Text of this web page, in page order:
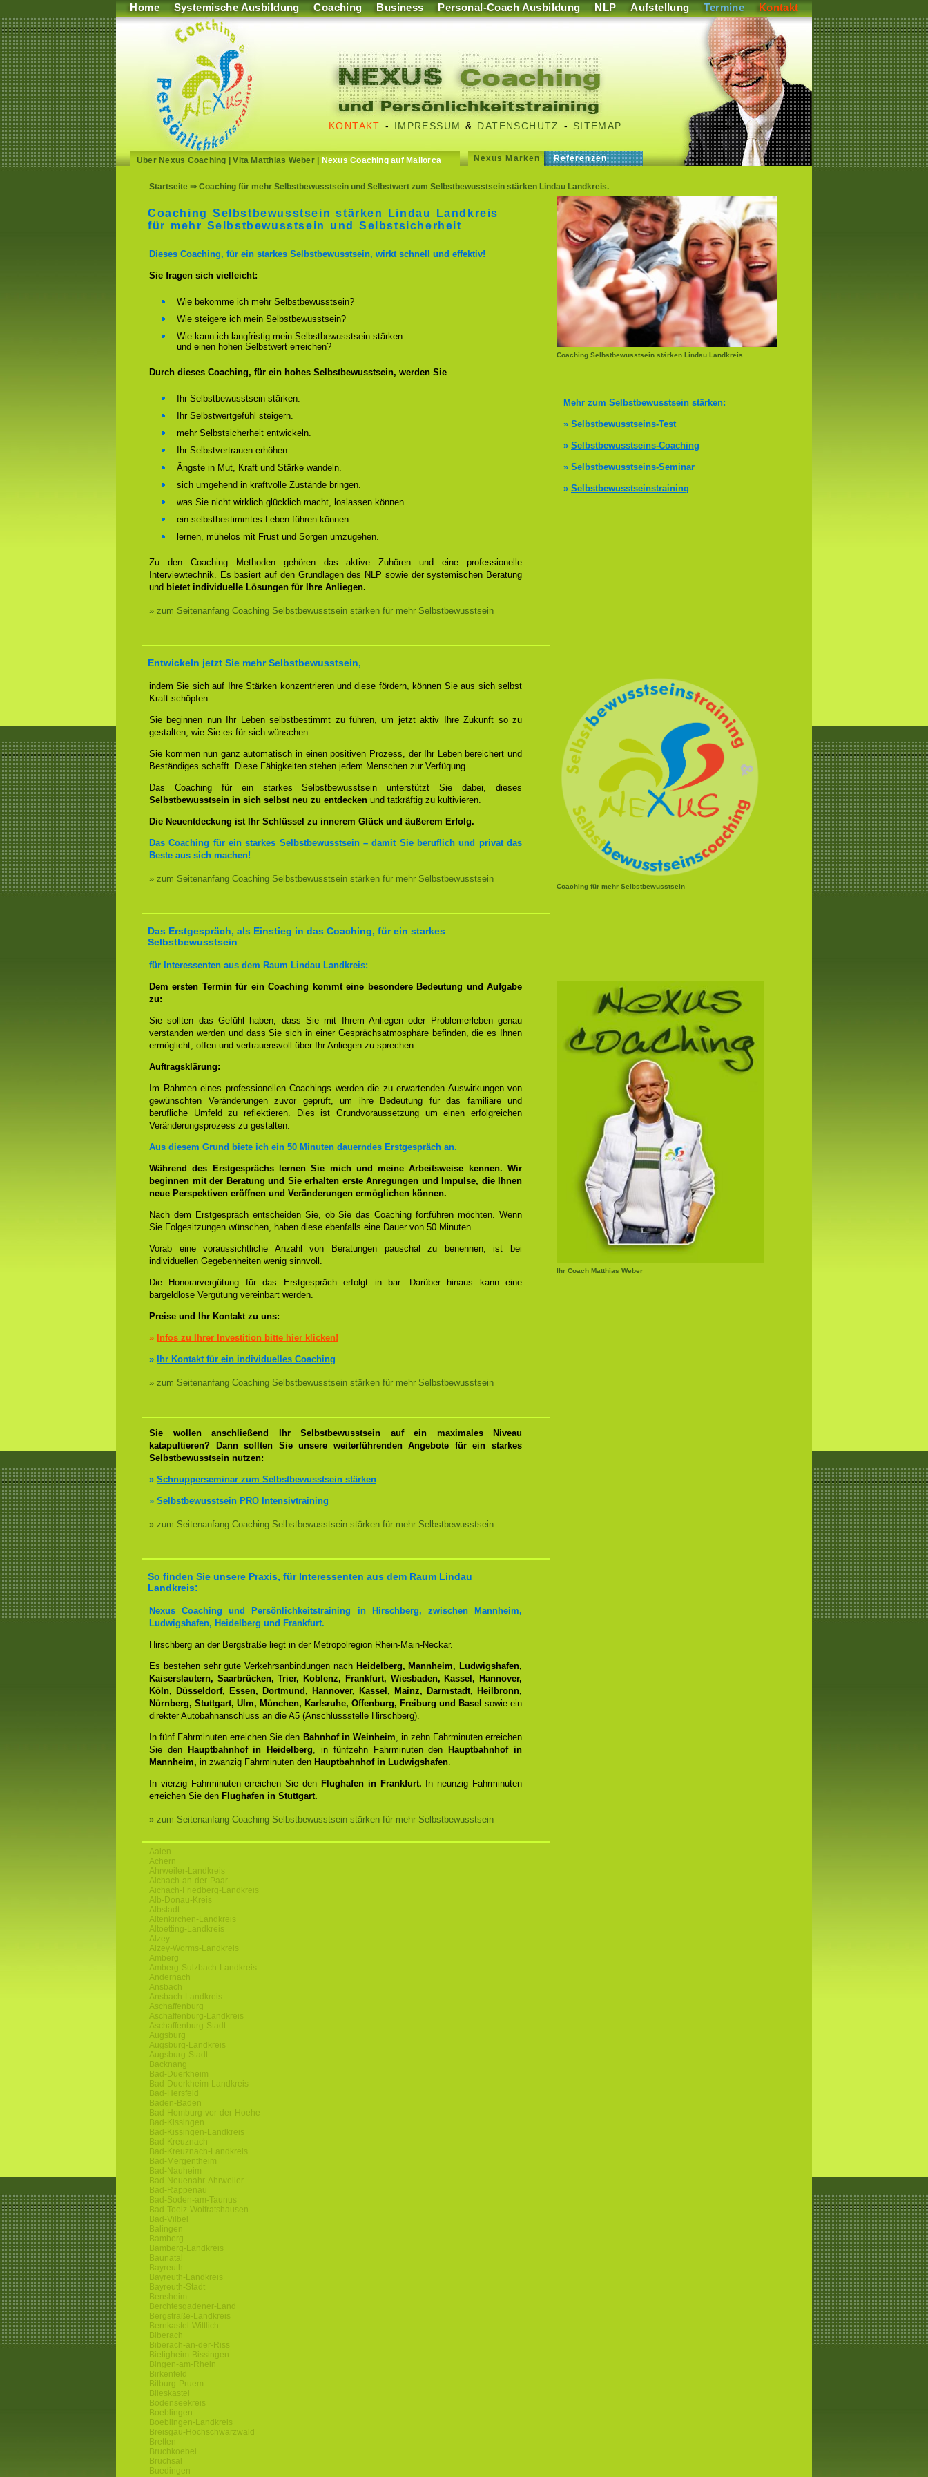
Home Systemische Ausbildung Coaching Business Personal-Coach Ausbildung NLP Aufstellung Termine Kontakt
KONTAKT - IMPRESSUM & DATENSCHUTZ - SITEMAP
Über Nexus Coaching |Vita Matthias Weber| Nexus Coaching auf Mallorca Nexus Marken Referenzen
Startseite ⇒ Coaching für mehr Selbstbewusstsein und Selbstwert zum Selbstbewusstsein stärken Lindau Landkreis.
Coaching Selbstbewusstsein stärken Lindau Landkreis
Coaching Selbstbewusstsein stärken Lindau Landkreis
für mehr Selbstbewusstsein und Selbstsicherheit
Dieses Coaching, für ein starkes Selbstbewusstsein, wirkt schnell und effektiv!
Sie fragen sich vielleicht:
Wie bekomme ich mehr Selbstbewusstsein?
Wie steigere ich mein Selbstbewusstsein?
Wie kann ich langfristig mein Selbstbewusstsein stärken
und einen hohen Selbstwert erreichen?
Durch dieses Coaching, für ein hohes Selbstbewusstsein, werden Sie
Mehr zum Selbstbewusstsein stärken:
» Selbstbewusstseins-Test
» Selbstbewusstseins-Coaching
» Selbstbewusstseins-Seminar
» Selbstbewusstseinstraining
Ihr Selbstbewusstsein stärken.
Ihr Selbstwertgefühl steigern.
mehr Selbstsicherheit entwickeln.
Ihr Selbstvertrauen erhöhen.
Ängste in Mut, Kraft und Stärke wandeln.
sich umgehend in kraftvolle Zustände bringen.
was Sie nicht wirklich glücklich macht, loslassen können.
ein selbstbestimmtes Leben führen können.
lernen, mühelos mit Frust und Sorgen umzugehen.
Zu den Coaching Methoden gehören das aktive Zuhören und eine professionelle
Interviewtechnik. Es basiert auf den Grundlagen des NLP sowie der systemischen Beratung
und bietet individuelle Lösungen für Ihre Anliegen.
» zum Seitenanfang Coaching Selbstbewusstsein stärken für mehr Selbstbewusstsein
Entwickeln jetzt Sie mehr Selbstbewusstsein,
Coaching für mehr Selbstbewusstsein
indem Sie sich auf Ihre Stärken konzentrieren und diese fördern, können Sie aus sich selbst
Kraft schöpfen.
Sie beginnen nun Ihr Leben selbstbestimmt zu führen, um jetzt aktiv Ihre Zukunft so zu
gestalten, wie Sie es für sich wünschen.
Sie kommen nun ganz automatisch in einen positiven Prozess, der Ihr Leben bereichert und
Beständiges schafft. Diese Fähigkeiten stehen jedem Menschen zur Verfügung.
Das Coaching für ein starkes Selbstbewusstsein unterstützt Sie dabei, dieses
Selbstbewusstsein in sich selbst neu zu entdecken und tatkräftig zu kultivieren.
Die Neuentdeckung ist Ihr Schlüssel zu innerem Glück und äußerem Erfolg.
Das Coaching für ein starkes Selbstbewusstsein – damit Sie beruflich und privat das
Beste aus sich machen!
» zum Seitenanfang Coaching Selbstbewusstsein stärken für mehr Selbstbewusstsein
Das Erstgespräch, als Einstieg in das Coaching, für ein starkes
Selbstbewusstsein
für Interessenten aus dem Raum Lindau Landkreis:
Ihr Coach Matthias Weber
Dem ersten Termin für ein Coaching kommt eine besondere Bedeutung und Aufgabe
zu:
Sie sollten das Gefühl haben, dass Sie mit Ihrem Anliegen oder Problemerleben genau
verstanden werden und dass Sie sich in einer Gesprächsatmosphäre befinden, die es Ihnen
ermöglicht, offen und vertrauensvoll über Ihr Anliegen zu sprechen.
Auftragsklärung:
Im Rahmen eines professionellen Coachings werden die zu erwartenden Auswirkungen von
gewünschten Veränderungen zuvor geprüft, um ihre Bedeutung für das familiäre und
berufliche Umfeld zu reflektieren. Dies ist Grundvoraussetzung um einen erfolgreichen
Veränderungsprozess zu gestalten.
Aus diesem Grund biete ich ein 50 Minuten dauerndes Erstgespräch an.
Während des Erstgesprächs lernen Sie mich und meine Arbeitsweise kennen. Wir
beginnen mit der Beratung und Sie erhalten erste Anregungen und Impulse, die Ihnen
neue Perspektiven eröffnen und Veränderungen ermöglichen können.
Nach dem Erstgespräch entscheiden Sie, ob Sie das Coaching fortführen möchten. Wenn
Sie Folgesitzungen wünschen, haben diese ebenfalls eine Dauer von 50 Minuten.
Vorab eine voraussichtliche Anzahl von Beratungen pauschal zu benennen, ist bei
individuellen Gegebenheiten wenig sinnvoll.
Die Honorarvergütung für das Erstgespräch erfolgt in bar. Darüber hinaus kann eine
bargeldlose Vergütung vereinbart werden.
Preise und Ihr Kontakt zu uns:
» Infos zu Ihrer Investition bitte hier klicken!
» Ihr Kontakt für ein individuelles Coaching
» zum Seitenanfang Coaching Selbstbewusstsein stärken für mehr Selbstbewusstsein
Sie wollen anschließend Ihr Selbstbewusstsein auf ein maximales Niveau
katapultieren? Dann sollten Sie unsere weiterführenden Angebote für ein starkes
Selbstbewusstsein nutzen:
» Schnupperseminar zum Selbstbewusstsein stärken
» Selbstbewusstsein PRO Intensivtraining
» zum Seitenanfang Coaching Selbstbewusstsein stärken für mehr Selbstbewusstsein
So finden Sie unsere Praxis, für Interessenten aus dem Raum Lindau
Landkreis:
Nexus Coaching und Persönlichkeitstraining in Hirschberg, zwischen Mannheim,
Ludwigshafen, Heidelberg und Frankfurt.
Hirschberg an der Bergstraße liegt in der Metropolregion Rhein-Main-Neckar.
Es bestehen sehr gute Verkehrsanbindungen nach Heidelberg, Mannheim, Ludwigshafen,
Kaiserslautern, Saarbrücken, Trier, Koblenz, Frankfurt, Wiesbaden, Kassel, Hannover,
Köln, Düsseldorf, Essen, Dortmund, Hannover, Kassel, Mainz, Darmstadt, Heilbronn,
Nürnberg, Stuttgart, Ulm, München, Karlsruhe, Offenburg, Freiburg und Basel sowie ein
direkter Autobahnanschluss an die A5 (Anschlussstelle Hirschberg).
In fünf Fahrminuten erreichen Sie den Bahnhof in Weinheim, in zehn Fahrminuten erreichen
Sie den
Hauptbahnhof in Heidelberg, in fünfzehn Fahrminuten den
Hauptbahnhof in
Mannheim, in zwanzig Fahrminuten den Hauptbahnhof in Ludwigshafen.
In vierzig Fahrminuten erreichen Sie den Flughafen in Frankfurt.
In neunzig Fahrminuten
erreichen Sie den Flughafen in Stuttgart.
» zum Seitenanfang Coaching Selbstbewusstsein stärken für mehr Selbstbewusstsein
Aalen
Achern
Ahrweiler-Landkreis
Aichach-an-der-Paar
Aichach-Friedberg-Landkreis
Alb-Donau-Kreis
Albstadt
Altenkirchen-Landkreis
Altoetting-Landkreis
Alzey
Alzey-Worms-Landkreis
Amberg
Amberg-Sulzbach-Landkreis
Andernach
Ansbach
Ansbach-Landkreis
Aschaffenburg
Aschaffenburg-Landkreis
Aschaffenburg-Stadt
Augsburg
Augsburg-Landkreis
Augsburg-Stadt
Backnang
Bad-Duerkheim
Bad-Duerkheim-Landkreis
Bad-Hersfeld
Baden-Baden
Bad-Homburg-vor-der-Hoehe
Bad-Kissingen
Bad-Kissingen-Landkreis
Bad-Kreuznach
Bad-Kreuznach-Landkreis
Bad-Mergentheim
Bad-Nauheim
Bad-Neuenahr-Ahrweiler
Bad-Rappenau
Bad-Soden-am-Taunus
Bad-Toelz-Wolfratshausen
Bad-Vilbel
Balingen
Bamberg
Bamberg-Landkreis
Baunatal
Bayreuth
Bayreuth-Landkreis
Bayreuth-Stadt
Bensheim
Berchtesgadener-Land
Bergstraße-Landkreis
Bernkastel-Wittlich
Biberach
Biberach-an-der-Riss
Bietigheim-Bissingen
Bingen-am-Rhein
Birkenfeld
Bitburg-Pruem
Blieskastel
Bodenseekreis
Boeblingen
Boeblingen-Landkreis
Breisgau-Hochschwarzwald
Bretten
Bruchkoebel
Bruchsal
Buedingen